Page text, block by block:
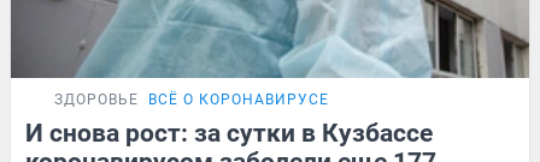
ЗДОРОВЬЕ ВСЁ О КОРОНАВИРУСЕ
И снова рост: за сутки в Кузбассе